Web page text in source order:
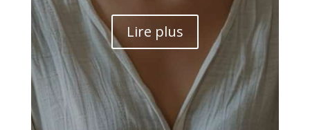
Lire plus